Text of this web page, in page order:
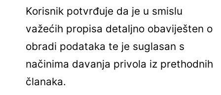
Korisnik potvrđuje da je u smislu
važećih propisa detaljno obaviješten o
obradi podataka te je suglasan s
načinima davanja privola iz prethodnih
članaka.